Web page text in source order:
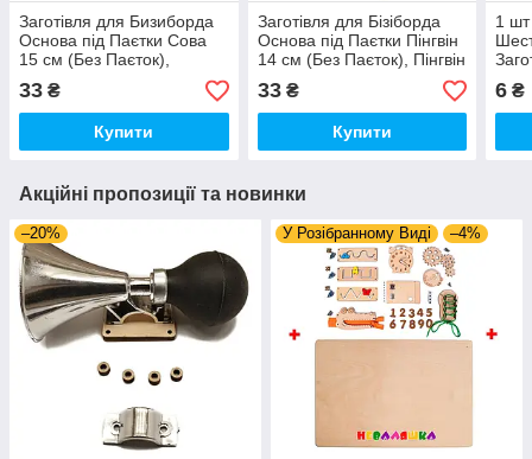
Заготівля для Бизиборда
Основа під Паєтки Сова
15 см (Без Паєток),
Совушка Під Паєтки для
Бізіборда Паєтки
33 ₴
Купити
Заготівля для Бізіборда
Основа під Паєтки Пінгвін
14 см (Без Паєток), Пінгвін
Під Паєтки
33₴
Купити
1
6 ₴
Акційні пропозиції та новинки
–20% У Розібранному Виді –4%